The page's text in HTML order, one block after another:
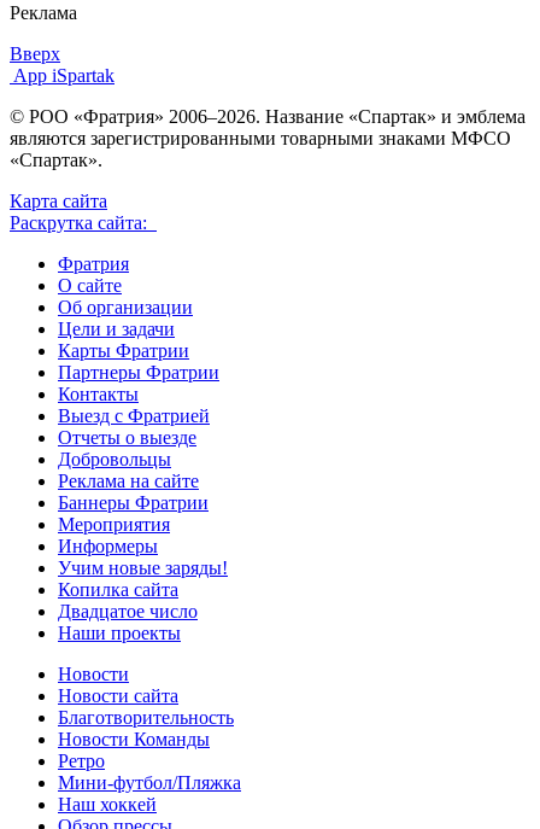
Реклама
Вверх
App iSpartak
© РОО «Фратрия» 2006–2026. Название «Спартак» и эмблема
являются зарегистрированными товарными знаками МФСО
«Спартак».
Карта сайта
Раскрутка сайта:
Фратрия
О сайте
Об организации
Цели и задачи
Карты Фратрии
Партнеры Фратрии
Контакты
Выезд с Фратрией
Отчеты о выезде
Добровольцы
Реклама на сайте
Баннеры Фратрии
Мероприятия
Информеры
Учим новые заряды!
Копилка сайта
Двадцатое число
Наши проекты
Новости
Новости сайта
Благотворительность
Новости Команды
Ретро
Мини-футбол/Пляжка
Наш хоккей